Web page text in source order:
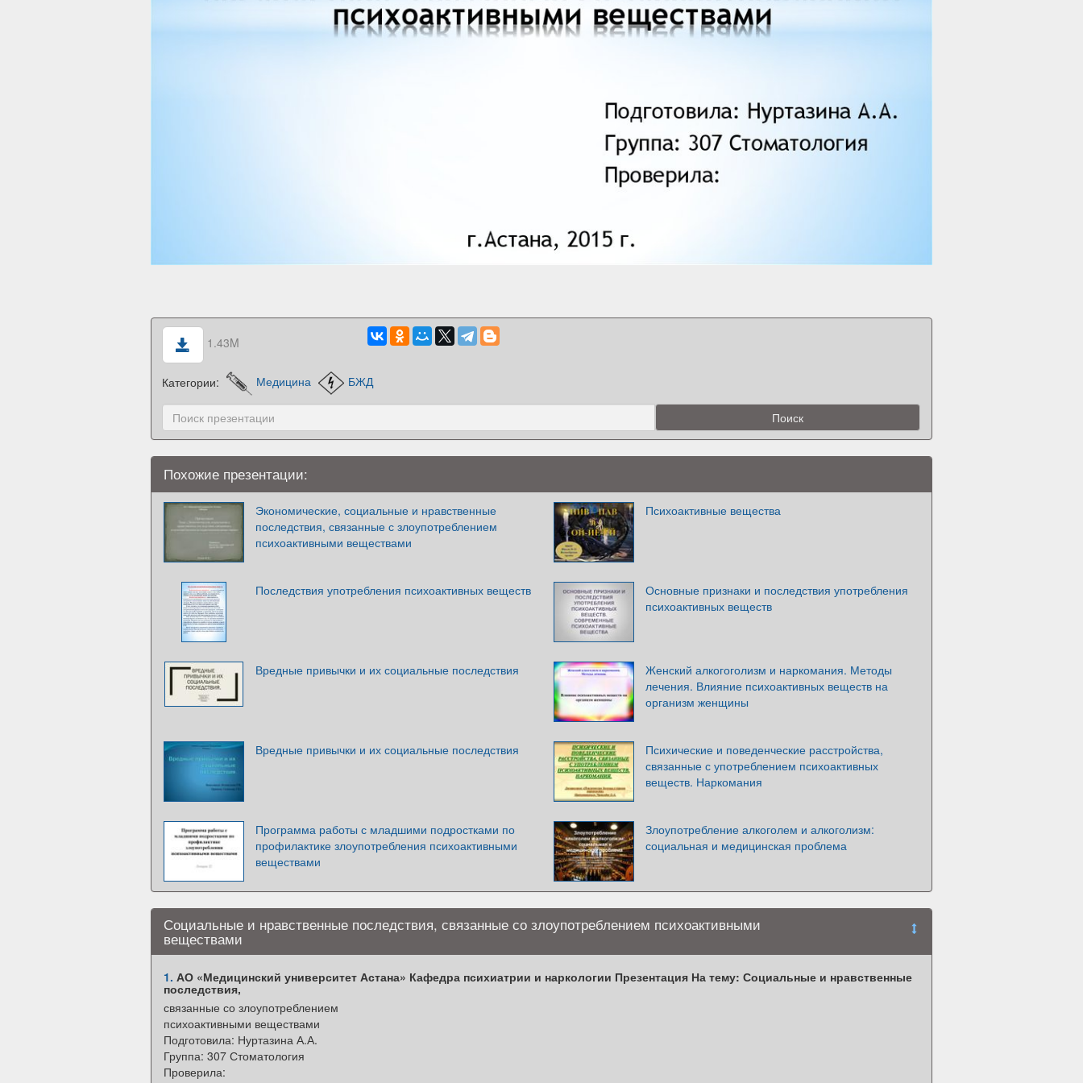
1.43M
Категории: Медицина БЖД
Похожие презентации:
Экономические, социальные и нравственные
последствия, связанные с злоупотреблением
психоактивными веществами
Психоактивные вещества
Последствия употребления психоактивных веществ
Основные признаки и последствия употребления
психоактивных веществ
Вредные привычки и их социальные последствия
Женский алкогоголизм и наркомания. Методы
лечения. Влияние психоактивных веществ на
организм женщины
Вредные привычки и их социальные последствия
Психические и поведенческие расстройства,
связанные с употреблением психоактивных
веществ. Наркомания
Программа работы с младшими подростками по
профилактике злоупотребления психоактивными
веществами
Злоупотребление алкоголем и алкоголизм:
социальная и медицинская проблема
Социальные и нравственные последствия, связанные со злоупотреблением психоактивными
веществами
1. АО «Медицинский университет Астана» Кафедра психиатрии и наркологии Презентация На тему: Социальные и нравственные
последствия,
связанные со злоупотреблением
психоактивными веществами
Подготовила: Нуртазина А.А.
Группа: 307 Стоматология
Проверила: